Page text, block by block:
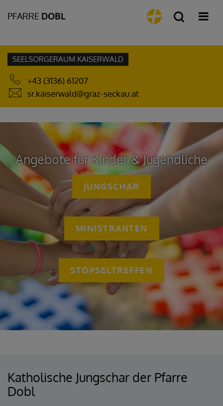
PFARRE DOBL
SEELSORGERAUM KAISERWALD
+43 (3136) 61207
sr.kaiserwald@graz-seckau.at
Angebote für Kinder & Jugendliche
JUNGSCHAR
MINISTRANTEN
STÖPSELTREFFEN
Katholische Jungschar der Pfarre
Dobl